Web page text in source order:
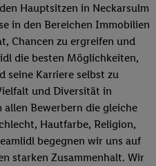
Hauptsitzen in Neckarsulm
in den Bereichen Immobilien
Chancen zu ergreifen und
die besten Möglichkeiten,
seine Karriere selbst zu
und Diversität in
allen Bewerbern die gleiche
Hautfarbe, Religion,
begegnen wir uns auf
starken Zusammenhalt. Wir